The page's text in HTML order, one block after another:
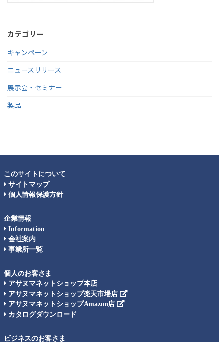
カテゴリー
キャンペーン
ニュースリリース
展示会・セミナー
製品
このサイトについて
サイトマップ
個人情報保護方針
企業情報
Information
会社案内
事業所一覧
個人のお客さま
アサヌマネットショップ本店
アサヌマネットショップ楽天市場店
アサヌマネットショップAmazon店
カタログダウンロード
ビジネスのお客さま